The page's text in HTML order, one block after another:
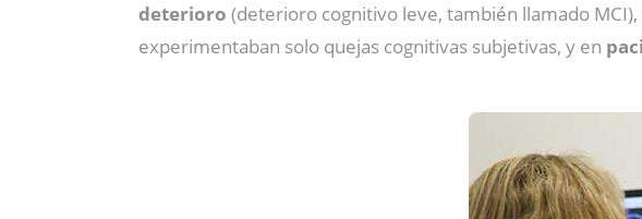
deterioro (deterioro cognitivo leve, también llamado
experimentaban solo quejas cognitivas subjetivas, y en